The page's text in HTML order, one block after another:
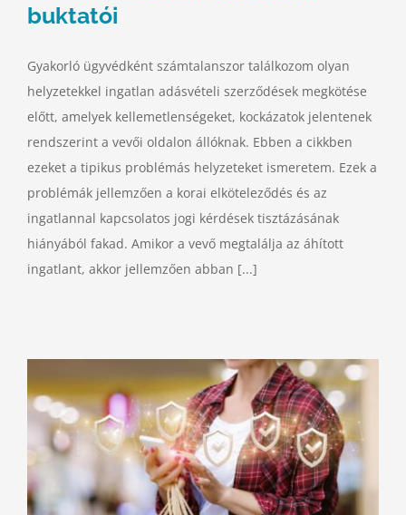
buktatói
Gyakorló ügyvédként számtalanszor találkozom olyan
helyzetekkel ingatlan adásvételi szerződések megkötése
előtt, amelyek kellemetlenségeket, kockázatok jelentenek
rendszerint a vevői oldalon állóknak. Ebben a cikkben
ezeket a tipikus problémás helyzeteket ismeretem. Ezek a
problémák jellemzően a korai elköteleződés és az
ingatlannal kapcsolatos jogi kérdések tisztázásának
hiányából fakad. Amikor a vevő megtalálja az áhított
ingatlant, akkor jellemzően abban [...]